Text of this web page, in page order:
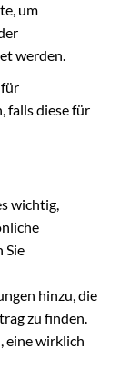
um
werden.
falls diese für
wichtig,
Sie
hinzu, die
zu finden.
eine wirklich